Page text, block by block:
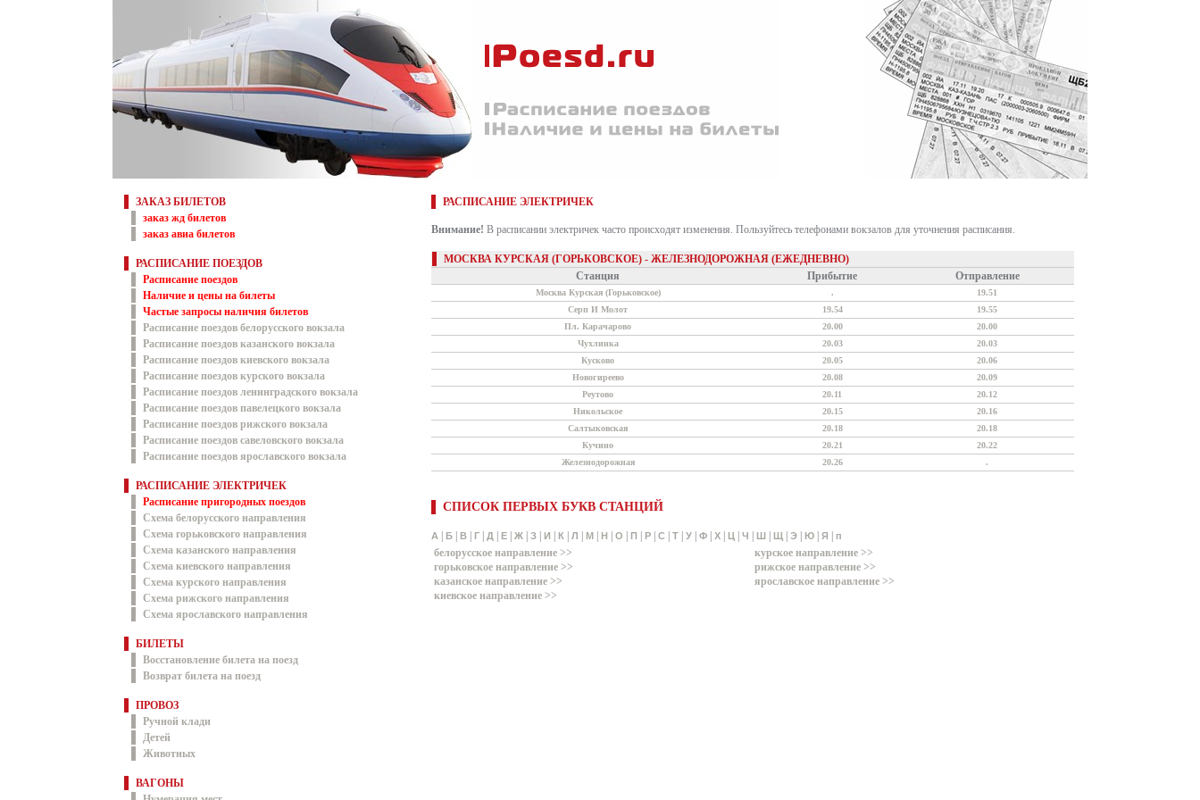
ЗАКАЗ БИЛЕТОВ
заказ жд билетов
заказ авиа билетов
РАСПИСАНИЕ ПОЕЗДОВ
Расписание поездов
Наличие и цены на билеты
Частые запросы наличия билетов
Расписание поездов белорусского вокзала
Расписание поездов казанского вокзала
Расписание поездов киевского вокзала
Расписание поездов курского вокзала
Расписание поездов ленинградского вокзала
Расписание поездов павелецкого вокзала
Расписание поездов рижского вокзала
Расписание поездов савеловского вокзала
Расписание поездов ярославского вокзала
РАСПИСАНИЕ ЭЛЕКТРИЧЕК
Расписание пригородных поездов
Схема белорусского направления
Схема горьковского направления
Схема казанского направления
Схема киевского направления
Схема курского направления
Схема рижского направления
Схема ярославского направления
БИЛЕТЫ
Восстановление билета на поезд
Возврат билета на поезд
ПРОВОЗ
Ручной клади
Детей
Животных
ВАГОНЫ
РАСПИСАНИЕ ЭЛЕКТРИЧЕК
Внимание! В расписании электричек часто происходят изменения. Пользуйтесь телефонами вокзалов для уточнения расписания.
МОСКВА КУРСКАЯ (ГОРЬКОВСКОЕ) - ЖЕЛЕЗНОДОРОЖНАЯ (ЕЖЕДНЕВНО)
Станция
Прибытие Отправление
Москва Курская (Горьковское) .
19.51
Серп И Молот
19.54
19.55
Пл. Карачарово
20.00
20.00
Чухлинка
20.03
20.03
Кусково
20.05
20.06
Новогиреево
20.08
20.09
Реутово
20.11
20.12
Никольское
20.15
20.16
Салтыковская
20.18
20.18
Кучино
20.21
20.22
Железнодорожная
20.26 .
СПИСОК ПЕРВЫХ БУКВ СТАНЦИЙ
А Б В Г Д Е Ж З И К Л М Н О П Р С Т У Ф Х Ц Ч Ш Щ Э Ю Я п
белорусское направление >>
горьковское направление >>
казанское направление >>
киевское направление >>
курское направление >>
рижское направление >>
ярославское направление >>